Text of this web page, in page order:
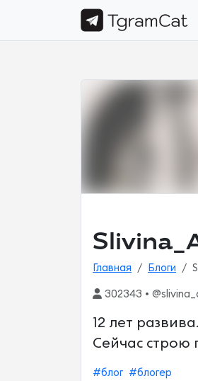
Главная Блоги
302343 •
12 лет
Сейчас строю
#блог #блогер